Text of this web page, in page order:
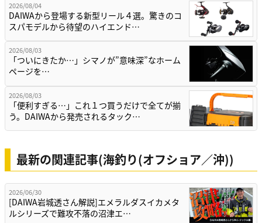
2026/08/04
DAIWAから登場する新型リール４選。驚きのコ
スパモデルから待望のハイエンド…
2026/08/03
「ついにきたか…」シマノが”意味深”なホーム
ページを…
2026/08/03
「便利すぎる…」これ１つ買うだけで全てが揃
う。DAIWAから発売されるタック…
最新の関連記事(海釣り(オフショア／沖))
2026/06/30
[DAIWA岩城透さん解説]エメラルダスイカメタ
ルシリーズで難攻不落の沼津エ…